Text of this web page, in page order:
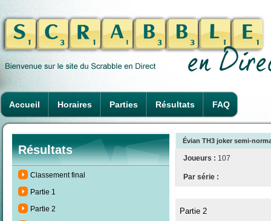
Accueil Horaires Parties Résultats FAQ
Résultats
Classement final
Partie 1
Partie 2
Évian TH3 joker semi-
Joueurs : 107
Par série :
Partie 2